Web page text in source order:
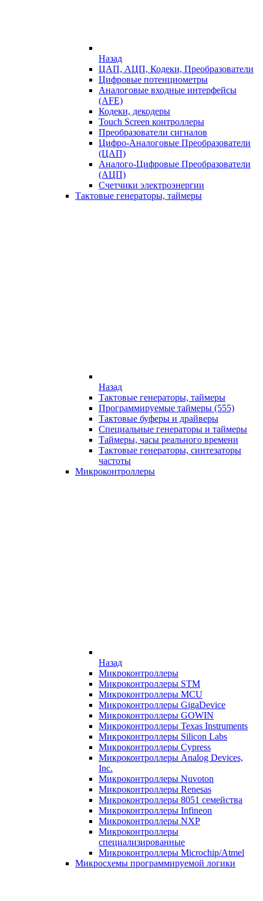
Назад
ЦАП, АЦП, Кодеки, Преобразователи
Цифровые потенциометры
Аналоговые входные интерфейсы
(AFE)
Кодеки, декодеры
Touch Screen контроллеры
Преобразователи сигналов
Цифро-Аналоговые Преобразователи
(ЦАП)
Аналого-Цифровые Преобразователи
(АЦП)
Счетчики электроэнергии
Тактовые генераторы, таймеры
Назад
Тактовые генераторы, таймеры
Программируемые таймеры (555)
Тактовые буферы и драйверы
Специальные генераторы и таймеры
Таймеры, часы реального времени
Тактовые генераторы, синтезаторы
частоты
Микроконтроллеры
Назад
Микроконтроллеры
Микроконтроллеры STM
Микроконтроллеры MCU
Микроконтроллеры GigaDevice
Микроконтроллеры GOWIN
Микроконтроллеры Texas Instruments
Микроконтроллеры Silicon Labs
Микроконтроллеры Cypress
Микроконтроллеры Analog Devices,
Inc.
Микроконтроллеры Nuvoton
Микроконтроллеры Renesas
Микроконтроллеры 8051 семейства
Микроконтроллеры Infineon
Микроконтроллеры NXP
Микроконтроллеры
специализированные
Микроконтроллеры Microchip/Atmel
Микросхемы программируемой логики